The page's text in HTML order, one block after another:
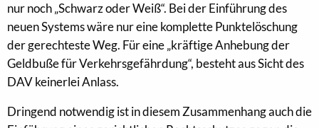
nur noch „Schwarz oder Weiß“. Bei der Einführung des
neuen Systems wäre nur eine komplette Punktelöschung
der gerechteste Weg. Für eine „kräftige Anhebung der
Geldbuße für Verkehrsgefährdung“, besteht aus Sicht des
DAV keinerlei Anlass.
Dringend notwendig ist in diesem Zusammenhang auch die